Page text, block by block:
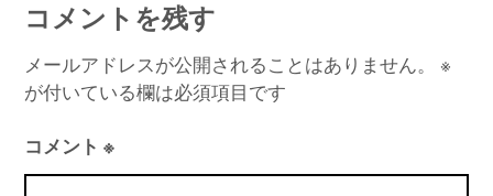
ビ
ゲ
ー
シ
ョ
コメントを残す
メールアドレスが公開されることはありません。
※
が付いている欄は必須項目です
コメント※